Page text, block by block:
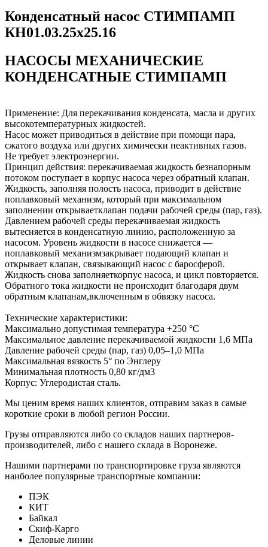
Конденсатный насос СТИМПАМП
КН01.03.25х25.16
НАСОСЫ МЕХАНИЧЕСКИЕ
КОНДЕНСАТНЫЕ СТИМПАМП
Применение: Для перекачивания конденсата, масла и других
высокотемпературных жидкостей.
Насос может приводиться в действие при помощи пара,
сжатого воздуха или других химически неактивных газов.
Не требует электроэнергии.
Принцип действия: перекачиваемая жидкость безнапорным
потоком поступает в корпус насоса через обратный клапан.
Жидкость, заполняя полость насоса, приводит в действие
поплавковый механизм, который при максимальном
заполнении открываетклапан подачи рабочей среды (пар, газ).
Давлением рабочей среды перекачиваемая жидкость
вытесняется в конденсатную линию, расположенную за
насосом. Уровень жидкости в насосе снижается —
поплавковый механизмзакрывает подающий клапан и
открывает клапан, связывающий насос с баросферой.
Жидкость снова заполняеткорпус насоса, и цикл повторяется.
Обратного тока жидкости не происходит благодаря двум
обратным клапанам,включенным в обвязку насоса.
Технические характеристики:
Максимально допустимая температура +250 °C
Максимальное давление перекачиваемой жидкости 1,6 МПа
Давление рабочей среды (пар, газ) 0,05–1,0 МПа
Максимальная вязкость 5° по Энглеру
Минимальная плотность 0,80 кг/дм3
Корпус: Углеродистая сталь.
Мы ценим время наших клиентов, отправим заказ в самые
короткие сроки в любой регион России.
Грузы отправляются либо со складов наших партнеров-
производителей, либо с нашего склада в Воронеже.
Нашими партнерами по транспортировке груза являются
наиболее популярные транспортные компании:
ПЭК
КИТ
Байкал
Скиф-Карго
Деловые линии